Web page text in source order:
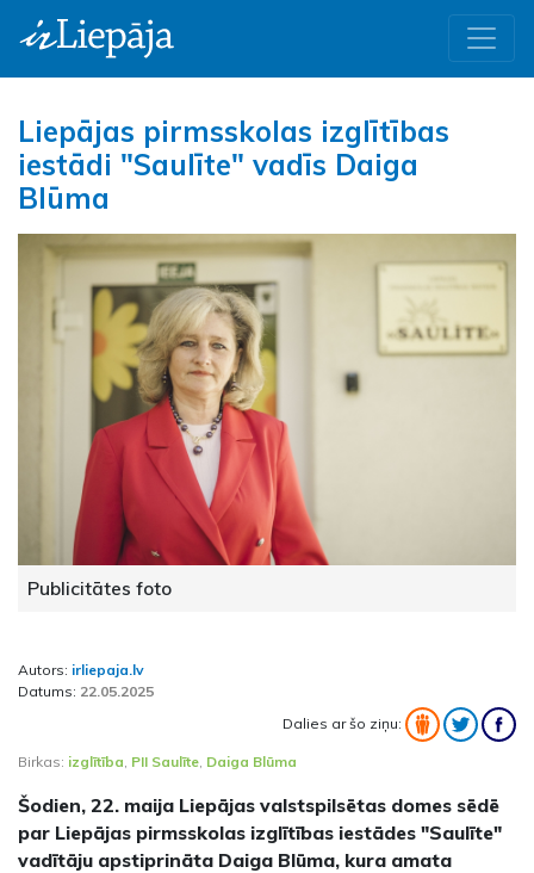
Liepājas pirmsskolas izglītības
iestādi "Saulīte" vadīs Daiga
Blūma
Publicitātes foto
Autors: irliepaja.lv
Datums: 22.05.2025
Dalies ar šo ziņu:
Birkas: izglītība PII Saulīte Daiga Blūma
Šodien, 22. maija Liepājas valstspilsētas domes sēdē
par Liepājas pirmsskolas izglītības iestādes "Saulīte"
vadītāju apstiprināta Daiga Blūma, kura amata